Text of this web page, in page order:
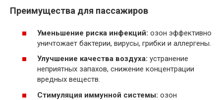
Преимущества для пассажиров
Уменьшение риска инфекций: озон эффективно
уничтожает бактерии, вирусы, грибки и аллергены.
Улучшение качества воздуха: устранение
неприятных запахов, снижение концентрации
вредных веществ.
Стимуляция иммунной системы: озон